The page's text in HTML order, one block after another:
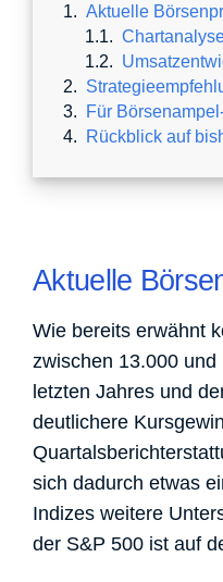
Aktuelle
Für
Rückblick auf
Aktuelle
Wie bereits erwähnt
zwischen 13.000
letzten Jahres und
deutlichere
sich dadurch etwas
Indizes weitere
der S&P 500 ist auf